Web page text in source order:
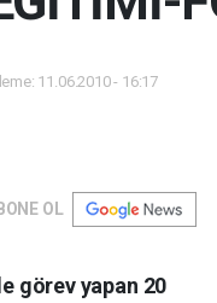
11.06.2010 - 16:17
OL
görev yapan 20